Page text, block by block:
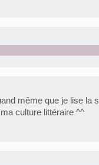
même que je lise la
culture littéraire ^^